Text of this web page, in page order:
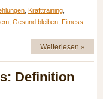
Krafttraining
Gesund bleiben Fitness-
Weiterlesen »
Definition